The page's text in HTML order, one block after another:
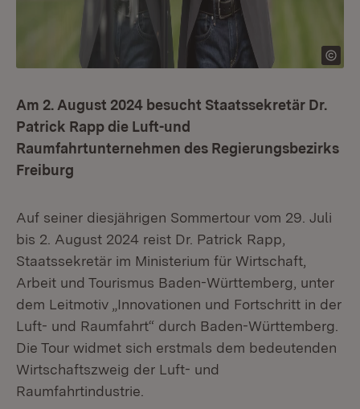
Am 2. August 2024 besucht Staatssekretär Dr.
Patrick Rapp die Luft-und
Raumfahrtunternehmen des Regierungsbezirks
Freiburg
Auf seiner diesjährigen Sommertour vom 29. Juli
bis 2. August 2024 reist Dr. Patrick Rapp,
Staatssekretär im Ministerium für Wirtschaft,
Arbeit und Tourismus Baden-Württemberg, unter
dem Leitmotiv „Innovationen und Fortschritt in der
Luft- und Raumfahrt“ durch Baden-Württemberg.
Die Tour widmet sich erstmals dem bedeutenden
Wirtschaftszweig der Luft- und
Raumfahrtindustrie.